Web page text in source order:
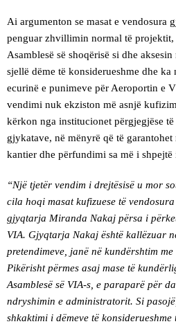
Ai argumenton se masat e vendosura
penguar zhvillimin normal të
Asamblesë së shoqërisë si dhe
sjellë dëme të konsiderueshme dhe
ecurinë e punimeve për Aeroportin e
vendimi nuk ekziston më asnjë
kërkon nga institucionet përgjegjëse
gjykatave, në mënyrë që të
kantier dhe përfundimi sa më i
“Një tjetër vendim i drejtësisë u mor
cila hoqi masat kufizuese të
gjyqtarja Miranda Nakaj përsa i
VIA. Gjyqtarja Nakaj është kallëzuar
pretendimeve, janë në kundërshtim
Pikërisht përmes asaj mase të
Asamblesë së VIA-s, e paraparë për
ndryshimin e administratorit. Si
shkaktimi i dëmeve të